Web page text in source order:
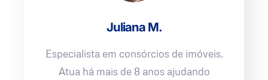
Juliana M.
Especialista em consórcios de imóveis.
Atua há mais de 8 anos ajudando